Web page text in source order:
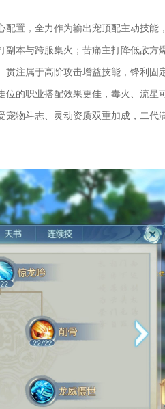
置，全力作为输出宠顶配主动技能
本与跨服集火；苦痛主打降低敌方
注属于高阶攻击增益技能，锋利固
的职业搭配效果更佳，毒火、流星
物斗志、灵动资质双重加成，二代